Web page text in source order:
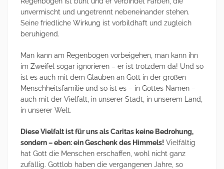
unvermischt und ungetrennt nebeneinander stehen.
Seine friedliche Wirkung ist vorbildhaft und zugleich
beruhigend.
Man kann am Regenbogen vorbeigehen, man kann ihn
im Zweifel sogar ignorieren – er ist trotzdem da! Und so
ist es auch mit dem Glauben an Gott in der großen
Menschheitsfamilie und so ist es – in Gottes Namen –
auch mit der Vielfalt, in unserer Stadt, in unserem Land,
in unserer Welt.
Diese Vielfalt ist für uns als Caritas keine Bedrohung,
sondern – eben: ein Geschenk des Himmels! Vielfältig
hat Gott die Menschen erschaffen, wohl nicht ganz
zufällig. Gottlob haben die vergangenen Jahre, so